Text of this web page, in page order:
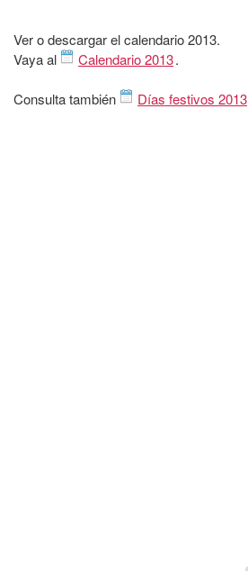
Ver o descargar el calendario 2013.
Vaya al
Calendario 2013.
Consulta también Días festivos 2013